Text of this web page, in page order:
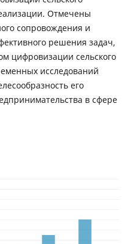
Отмечены
сопровождения и
решения задач,
цифровизации сельского
исследований
его
в сфере